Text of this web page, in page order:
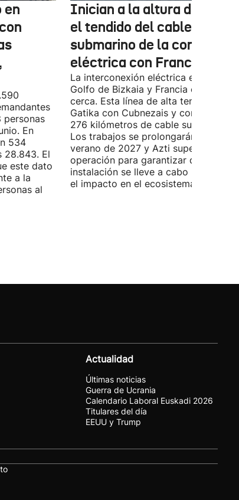
en
personas
En
534
28.843. El
este dato
a la
al
Inician a la altura de
el tendido del cable
submarino de la conexión
eléctrica con Francia
La interconexión eléctrica entre el
Golfo de Bizkaia y Francia está más
cerca. Esta línea de alta tensión unirá
Gatika con Cubnezais y contará con
276 kilómetros de cable submarino.
Los trabajos se prolongarán hasta
verano de 2027 y Azti supervisará la
operación para garantizar que la
instalación se lleve a cabo
el impacto en el ecosistema marino.
Actualidad
Últimas noticias
Guerra de Ucrania
Calendario Laboral Euskadi 2026
Titulares del día
EEUU y Trump